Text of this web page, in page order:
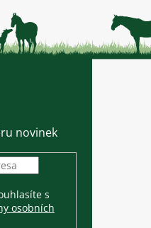
novinek
s
osobních